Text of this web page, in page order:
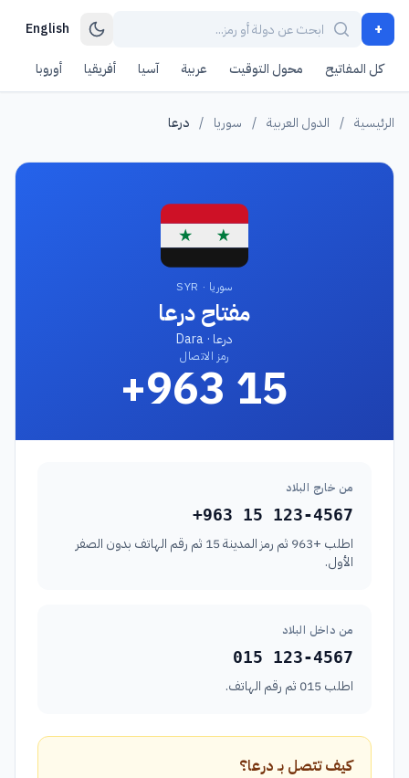
+
English
كل المفاتيح محول التوقيت عربية آسيا أفريقيا أوروبا
الرئيسية / الدول العربية / سوريا / درعا
سوريا · SYR
مفتاح درعا
درعا · Dara
رمز الاتصال
+963 15
من خارج البلاد
+963 15 123-4567
اطلب +963 ثم رمز المدينة 15 ثم رقم الهاتف بدون الصفر
الأول.
من داخل البلاد
015 123-4567
اطلب 015 ثم رقم الهاتف.
كيف تتصل بـ درعا؟